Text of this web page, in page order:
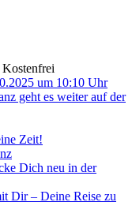
um 10:10 Uhr
geht es weiter auf der
Zeit!
Dich neu in der
Dir – Deine Reise zu